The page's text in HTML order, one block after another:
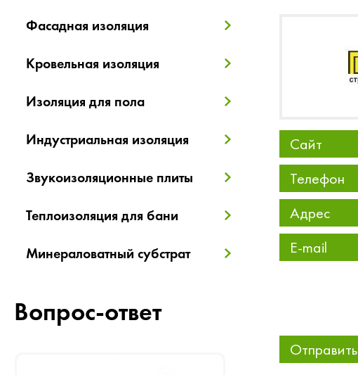
Фасадная изоляция
Кровельная изоляция
Изоляция для пола
Индустриальная изоляция
Звукоизоляционные плиты
Теплоизоляция для бани
Минераловатный субстрат
Вопрос-ответ
Сайт
Телефон
Адрес
E-mail